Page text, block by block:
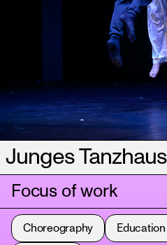
Junges
Focus of work
Choreography Education